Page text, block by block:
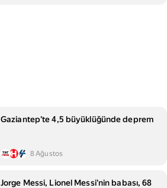
Gaziantep'te 4,5 büyüklüğünde deprem
8 Ağustos
Jorge Messi, Lionel Messi'nin babası, 68